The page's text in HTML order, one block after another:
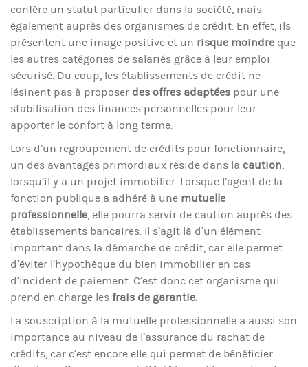
confère un statut particulier dans la société, mais
également auprès des organismes de crédit. En effet, ils
présentent une image positive et un risque moindre que
les autres catégories de salariés grâce à leur emploi
sécurisé. Du coup, les établissements de crédit ne
lésinent pas à proposer des offres adaptées pour une
stabilisation des finances personnelles pour leur
apporter le confort à long terme.
Lors d’un regroupement de crédits pour fonctionnaire,
un des avantages primordiaux réside dans la caution,
lorsqu’il y a un projet immobilier. Lorsque l’agent de la
fonction publique a adhéré à une mutuelle
professionnelle, elle pourra servir de caution auprès des
établissements bancaires. Il s’agit là d’un élément
important dans la démarche de crédit, car elle permet
d’éviter l’hypothèque du bien immobilier en cas
d’incident de paiement. C’est donc cet organisme qui
prend en charge les frais de garantie.
La souscription à la mutuelle professionnelle a aussi son
importance au niveau de l’assurance du rachat de
crédits, car c’est encore elle qui permet de bénéficier